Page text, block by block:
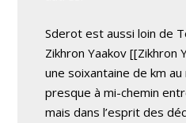
Sderot est aussi loin de
Zikhron Yaakov [[Zikhron
une soixantaine de km
presque à mi-chemin
mais dans l’esprit des